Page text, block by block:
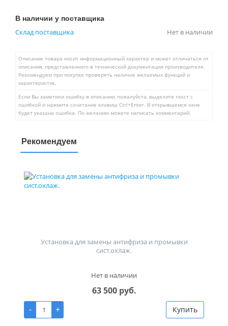
В наличии у поставщика
Склад поставщика Нет в наличии
Описание товара носит информационный характер и может отличаться от
описания, представленного в технической документации производителя.
Рекомендуем при покупке проверять наличие желаемых функций и
характеристик.
Если Вы заметили ошибку в описании, пожалуйста, выделите текст с
ошибкой и нажмите сочетание клавиш Ctrl+Enter. В открывшемся окне
будет указана ошибка. По желанию можете написать комментарий.
Рекомендуем
Установка для замены антифриза и промывки
сист.охлаж.
Нет в наличии
63 500 руб.
-
+ Купить